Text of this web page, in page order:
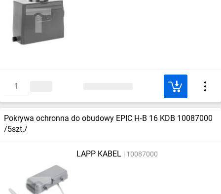
Pokrywa ochronna do obudowy EPIC H‑B 16 KDB 10087000
/5szt./
LAPP KABEL 10087000